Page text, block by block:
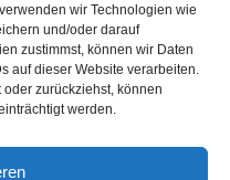
wir Technologien wie
und/oder darauf
zustimmst, können wir Daten
auf dieser Website verarbeiten.
zurückziehst, können
werden.
Haftung